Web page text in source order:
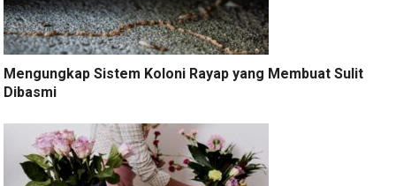
Mengungkap Sistem Koloni Rayap yang Membuat Sulit
Dibasmi